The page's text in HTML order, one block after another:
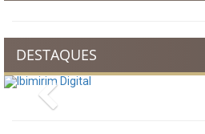
DESTAQUES
Previous